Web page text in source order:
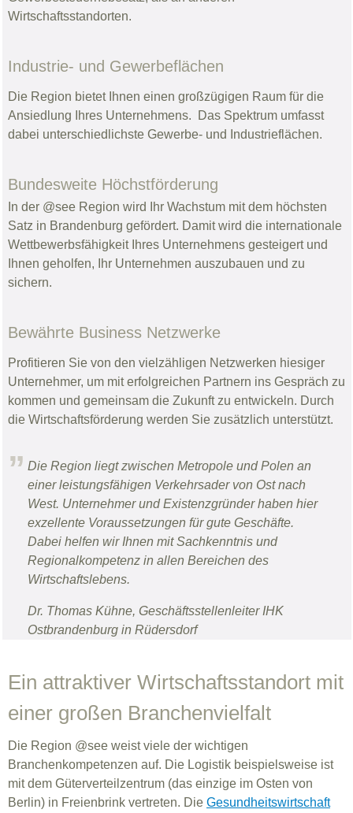
Wirtschaftsstandorten.
Industrie- und Gewerbeflächen
Die Region bietet Ihnen einen großzügigen Raum für die
Ansiedlung Ihres Unternehmens. Das Spektrum umfasst
dabei unterschiedlichste Gewerbe- und Industrieflächen.
Bundesweite Höchstförderung
In der @see Region wird Ihr Wachstum mit dem höchsten
Satz in Brandenburg gefördert. Damit wird die internationale
Wettbewerbsfähigkeit Ihres Unternehmens gesteigert und
Ihnen geholfen, Ihr Unternehmen auszubauen und zu
sichern.
Bewährte Business Netzwerke
Profitieren Sie von den vielzähligen Netzwerken hiesiger
Unternehmer, um mit erfolgreichen Partnern ins Gespräch zu
kommen und gemeinsam die Zukunft zu entwickeln. Durch
die Wirtschaftsförderung werden Sie zusätzlich unterstützt.
Die Region liegt zwischen Metropole und Polen an
einer leistungsfähigen Verkehrsader von Ost nach
West. Unternehmer und Existenzgründer haben hier
exzellente Voraussetzungen für gute Geschäfte.
Dabei helfen wir Ihnen mit Sachkenntnis und
Regionalkompetenz in allen Bereichen des
Wirtschaftslebens.
Dr. Thomas Kühne, Geschäftsstellenleiter IHK
Ostbrandenburg in Rüdersdorf
Ein attraktiver Wirtschaftsstandort mit
einer großen Branchenvielfalt
Die Region @see weist viele der wichtigen
Branchenkompetenzen auf. Die Logistik beispielsweise ist
mit dem Güterverteilzentrum (das einzige im Osten von
Berlin) in Freienbrink vertreten. Die Gesundheitswirtschaft